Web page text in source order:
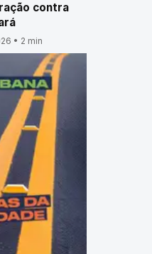
contra
• 2 min